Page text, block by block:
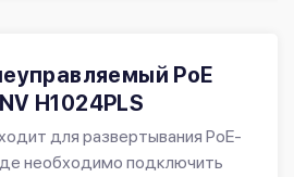
PoE
H1024PLS
для развертывания PoE-
необходимо подключить